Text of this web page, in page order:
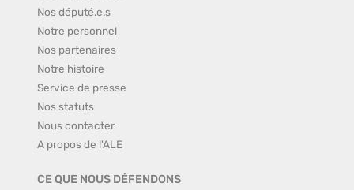
Nos député.e.s
Notre personnel
Nos partenaires
Notre histoire
Service de presse
Nos statuts
Nous contacter
A propos de l'ALE
CE QUE NOUS DÉFENDONS